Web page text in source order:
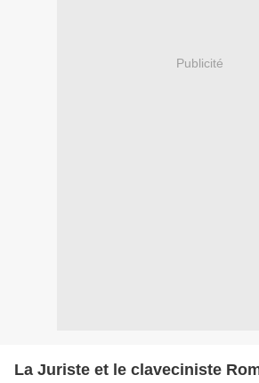
Publicité
La Juriste et le claveciniste